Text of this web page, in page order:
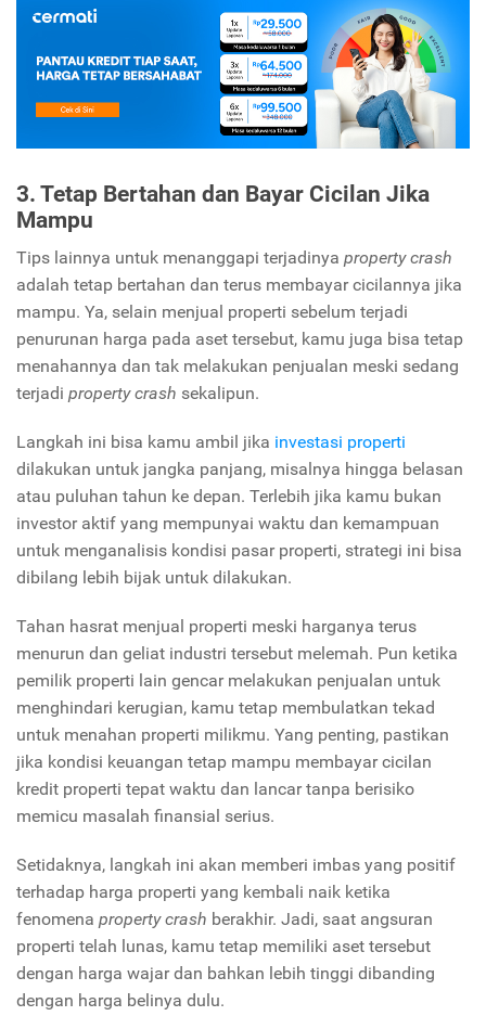
3. Tetap Bertahan dan Bayar Cicilan Jika
Mampu
Tips lainnya untuk menanggapi terjadinya property crash
adalah tetap bertahan dan terus membayar cicilannya jika
mampu. Ya, selain menjual properti sebelum terjadi
penurunan harga pada aset tersebut, kamu juga bisa tetap
menahannya dan tak melakukan penjualan meski sedang
terjadi property crash sekalipun.
Langkah ini bisa kamu ambil jika investasi properti
dilakukan untuk jangka panjang, misalnya hingga belasan
atau puluhan tahun ke depan. Terlebih jika kamu bukan
investor aktif yang mempunyai waktu dan kemampuan
untuk menganalisis kondisi pasar properti, strategi ini bisa
dibilang lebih bijak untuk dilakukan.
Tahan hasrat menjual properti meski harganya terus
menurun dan geliat industri tersebut melemah. Pun ketika
pemilik properti lain gencar melakukan penjualan untuk
menghindari kerugian, kamu tetap membulatkan tekad
untuk menahan properti milikmu. Yang penting, pastikan
jika kondisi keuangan tetap mampu membayar cicilan
kredit properti tepat waktu dan lancar tanpa berisiko
memicu masalah finansial serius.
Setidaknya, langkah ini akan memberi imbas yang positif
terhadap harga properti yang kembali naik ketika
fenomena property crash berakhir. Jadi, saat angsuran
properti telah lunas, kamu tetap memiliki aset tersebut
dengan harga wajar dan bahkan lebih tinggi dibanding
dengan harga belinya dulu.